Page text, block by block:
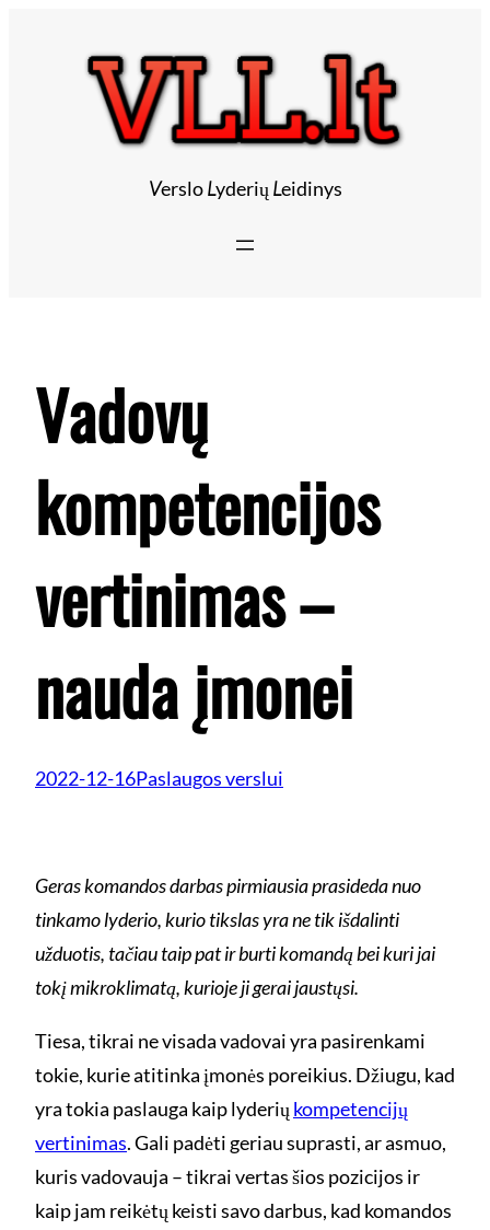
VersloLyderių Leidinys
Vadovų
kompetencijos
vertinimas –
nauda įmonei
2022-12-16Paslaugos verslui
Geras komandos darbas pirmiausia prasideda nuo
tinkamo lyderio, kurio tikslas yra ne tik išdalinti
užduotis, tačiau taip pat ir burti komandą bei kuri jai
tokį mikroklimatą, kurioje ji gerai jaustųsi.
Tiesa, tikrai ne visada vadovai yra pasirenkami
tokie, kurie atitinka įmonės poreikius. Džiugu, kad
yra tokia paslauga kaip lyderių kompetencijų
vertinimas. Gali padėti geriau suprasti, ar asmuo,
kuris vadovauja – tikrai vertas šios pozicijos ir
kaip jam reikėtų keisti savo darbus, kad komandos